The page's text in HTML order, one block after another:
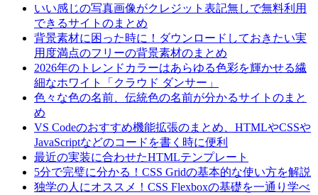
いい感じの写真画像がクレジット表記無しで無料利用
できるサイトのまとめ
背景素材に困った時に！ダウンロードしておきたい実
用度満点のフリーの背景素材のまとめ
2026年のトレンドカラーはあらゆる色彩を輝かせる繊
細なホワイト「クラウド ダンサー」
色々な色の名前、伝統色の名前が分かるサイトのまと
め
VS Codeのおすすめ機能拡張のまとめ、HTMLやCSSや
JavaScriptなどのコードを書く時に便利
最近の実装に合わせたHTMLテンプレート
5分で完璧に分かる！CSS Gridの基本的な使い方を解説
独学の人にオススメ！CSS Flexboxの基礎を一通り学べ